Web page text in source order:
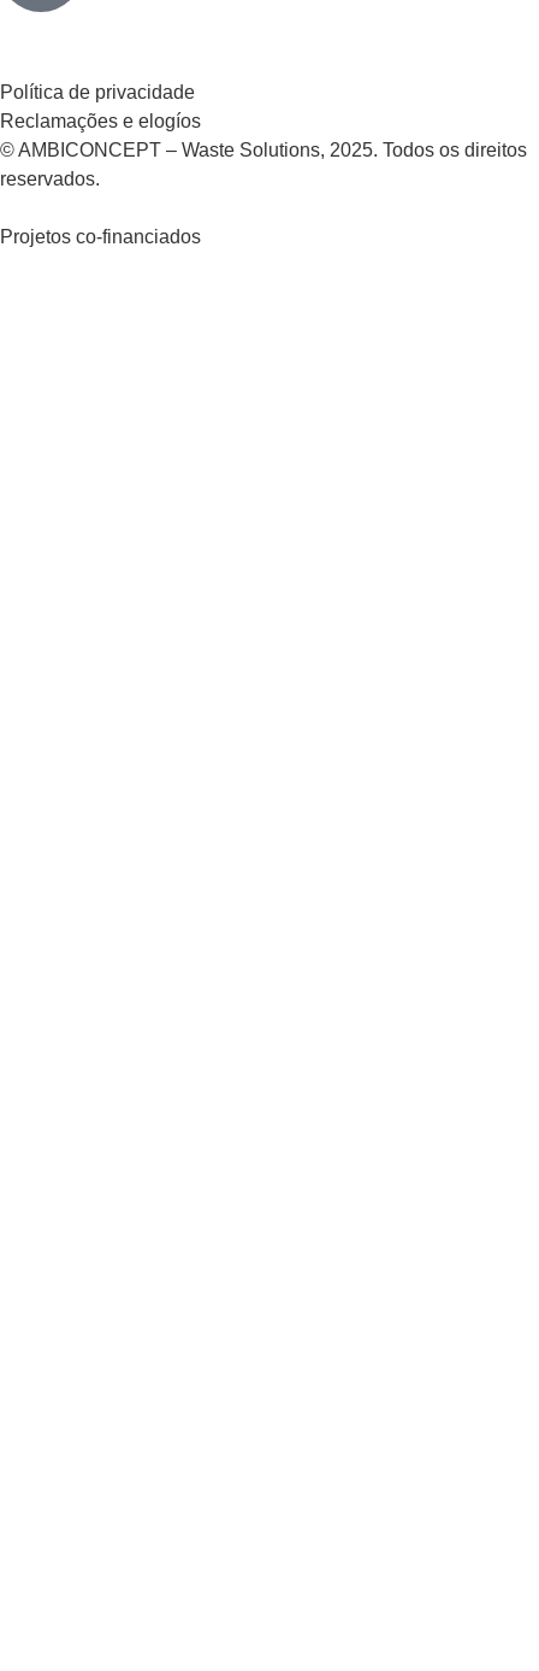
Política de privacidade
Reclamações e elogíos
© AMBICONCEPT – Waste Solutions, 2025. Todos os direitos
reservados.
Projetos co-financiados